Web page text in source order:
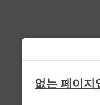
없는 페이지